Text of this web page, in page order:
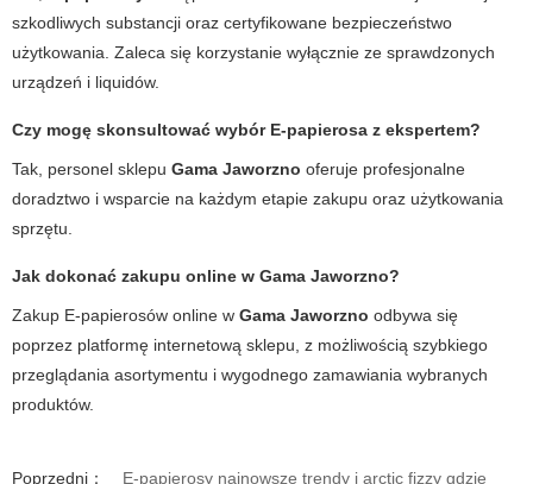
szkodliwych substancji oraz certyfikowane bezpieczeństwo
użytkowania. Zaleca się korzystanie wyłącznie ze sprawdzonych
urządzeń i liquidów.
Czy mogę skonsultować wybór E-papierosa z ekspertem?
Tak, personel sklepu Gama Jaworzno oferuje profesjonalne
doradztwo i wsparcie na każdym etapie zakupu oraz użytkowania
sprzętu.
Jak dokonać zakupu online w Gama Jaworzno?
Zakup E-papierosów online w Gama Jaworzno odbywa się
poprzez platformę internetową sklepu, z możliwością szybkiego
przeglądania asortymentu i wygodnego zamawiania wybranych
produktów.
Poprzedni：
E-papierosy najnowsze trendy i arctic fizzy gdzie